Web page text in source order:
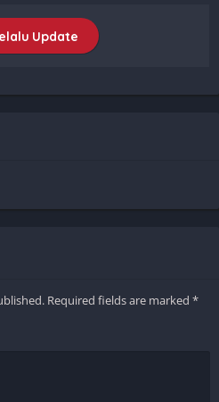
Update
Required fields are marked *